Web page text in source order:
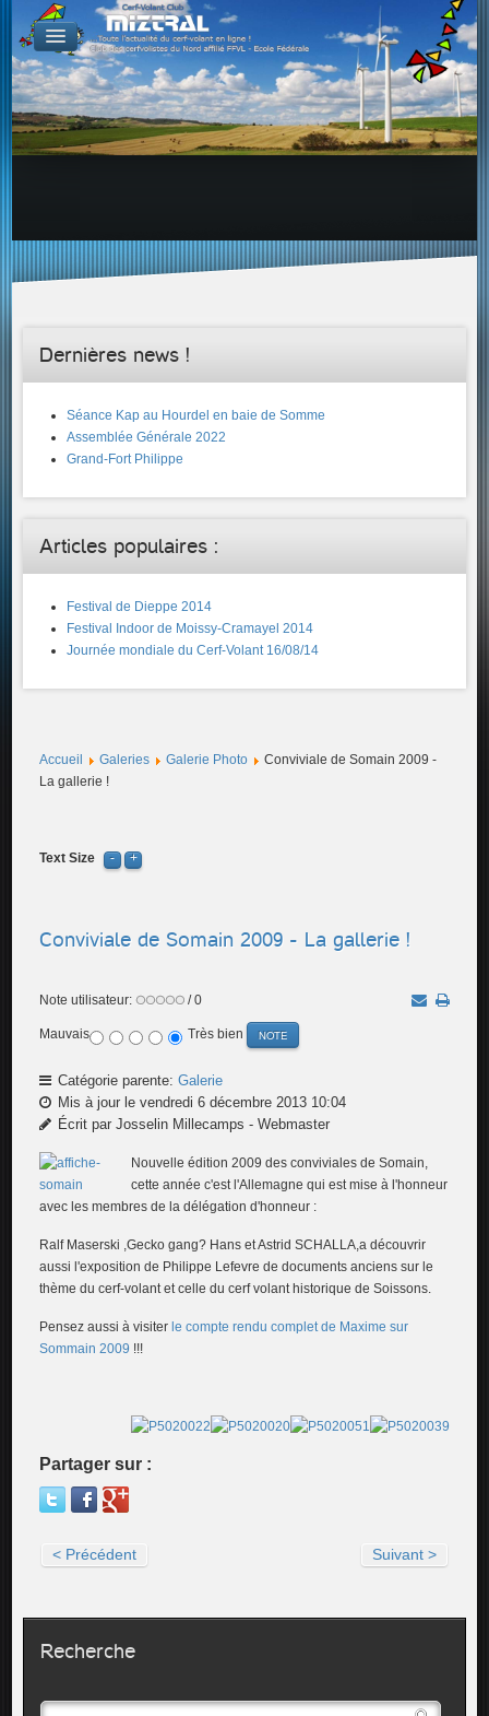
De par le monde
GALERIES
Galerie Photo
Galerie KAP
Galerie Vidéo
Proposer un lien sur votre site Web
Proposer un nouveau lien !
Dernières news !
Séance Kap au Hourdel en baie de Somme
Assemblée Générale 2022
Grand-Fort Philippe
Articles populaires :
Festival de Dieppe 2014
Festival Indoor de Moissy-Cramayel 2014
Journée mondiale du Cerf-Volant 16/08/14
Accueil Galeries Galerie Photo
Conviviale de Somain 2009 -
La gallerie !
Text Size
Conviviale de Somain 2009 - La gallerie !
Note utilisateur: / 0
Mauvais Très bien
Catégorie parente:Galerie
Mis à jour le vendredi 6 décembre 2013 10:04
Écrit par Josselin Millecamps - Webmaster
Nouvelle édition 2009 des conviviales de Somain,
cette année c'est l'Allemagne qui est mise à l'honneur
avec les membres de la délégation d'honneur :
Ralf Maserski ,Gecko gang? Hans et Astrid SCHALLA,a découvrir
aussi l'exposition de Philippe Lefevre de documents anciens sur le
thème du cerf-volant et celle du cerf volant historique de Soissons.
Pensez aussi à visiter le compte rendu complet de Maxime sur
Sommain 2009 !!!
Partager sur :
< Précédent Suivant >
Recherche